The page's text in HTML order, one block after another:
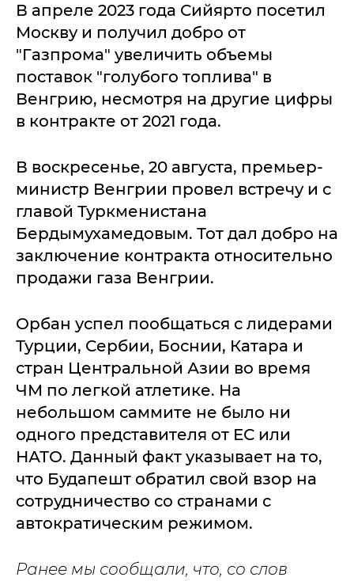
В апреле 2023 года Сийярто посетил
Москву и получил добро от
"Газпрома" увеличить объемы
поставок "голубого топлива" в
Венгрию, несмотря на другие цифры
в контракте от 2021 года.
В воскресенье, 20 августа, премьер-
министр Венгрии провел встречу и с
главой Туркменистана
Бердымухамедовым. Тот дал добро на
заключение контракта относительно
продажи газа Венгрии.
Орбан успел пообщаться с лидерами
Турции, Сербии, Боснии, Катара и
стран Центральной Азии во время
ЧМ по легкой атлетике. На
небольшом саммите не было ни
одного представителя от ЕС или
НАТО. Данный факт указывает на то,
что Будапешт обратил свой взор на
сотрудничество со странами с
автократическим режимом.
Ранее мы сообщали, что, со слов